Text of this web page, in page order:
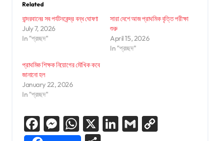
Related
বান্দরবানের সব পর্যটনকেন্দ্র বন্ধ ঘোষণা
July 7, 2026
In "প্রচ্ছদ"
সারা দেশে আজ প্রাথমিক বৃত্তি পরীক্ষা
শুরু
April 15, 2026
In "প্রচ্ছদ"
প্রাথমিক শিক্ষক নিয়োগের মৌখিক কবে
জানানো হল
January 22, 2026
In "প্রচ্ছদ"
Facebook
Messenger
WhatsApp
X LinkedIn
Gmail